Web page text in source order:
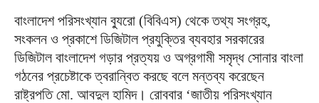
বাংলাদেশ পরিসংখ্যান ব্যুরো (বিবিএস) থেকে তথ্য সংগ্রহ,
সংকলন ও প্রকাশে ডিজিটাল প্রযুক্তির ব্যবহার সরকারের
ডিজিটাল বাংলাদেশ গড়ার প্রত্যয় ও অগ্রগামী সমৃদ্ধ সোনার বাংলা
গঠনের প্রচেষ্টাকে ত্বরান্বিত করছে বলে মন্তব্য করেছেন
রাষ্ট্রপতি মো. আবদুল হামিদ। রোববার ‘জাতীয় পরিসংখ্যান